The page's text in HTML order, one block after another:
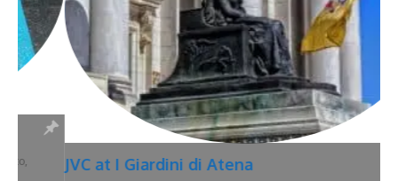
JVC at I Giardini di Atena